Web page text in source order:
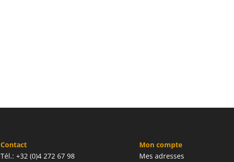
Contact
Tél.: +32 (0)4 272 67 98
Mon compte
Mes adresses